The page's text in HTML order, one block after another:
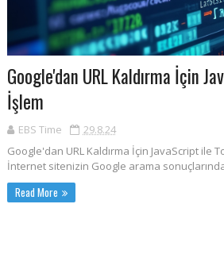
Google'dan URL Kaldırma İçin
İşlem
EBS Time
29.8.24
Google'dan URL Kaldırma İçin JavaScript ile
İnternet sitenizin Google arama
Read More